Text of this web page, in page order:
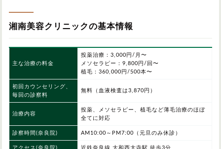
湘南美容クリニックの基本情報
主な治療の料金
投薬治療：3,000円/月〜
メソセラピー：9,800円/回〜
植毛：360,000円/500本〜
初回カウンセリング、
毎回の診察料
無料（血液検査は3,870円）
治療内容
投薬、メソセラピー、植毛など薄毛治療のほぼ
全てに対応
診察時間(奈良院) AM10:00～PM7:00（元旦のみ休診）
アクセス(奈良院) 近鉄奈良線 大和西大寺駅 徒歩3分